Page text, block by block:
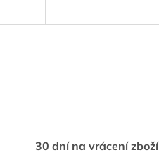
30 dní na vrácení zboží